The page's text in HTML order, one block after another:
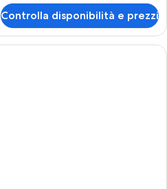
Controlla disponibilità e prezzi